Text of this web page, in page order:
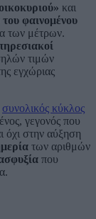
και
του φαινομένου
των μέτρων.
τιμών
εγχώριας
συνολικός κύκλος
γεγονός που
όχι στην αύξηση
των αριθμών
που